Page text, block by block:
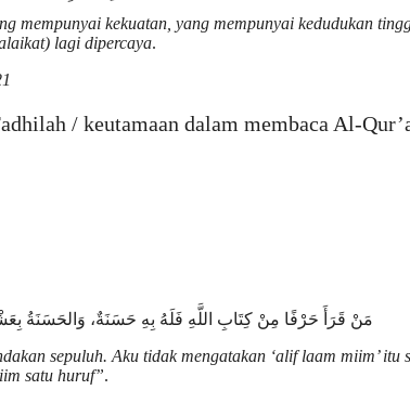
kekuatan, yang mempunyai kedudukan
lagi dipercaya.
/ keutamaan dalam membaca Al-
مَنْ قَرَأَ حَرْفًا مِنْ كِتَابِ اللَّهِ فَلَهُ بِهِ حَسَنَةٌ، وَالحَسَنَةُ
sepuluh. Aku tidak mengatakan ‘alif laam miim’ itu
satu huruf”.